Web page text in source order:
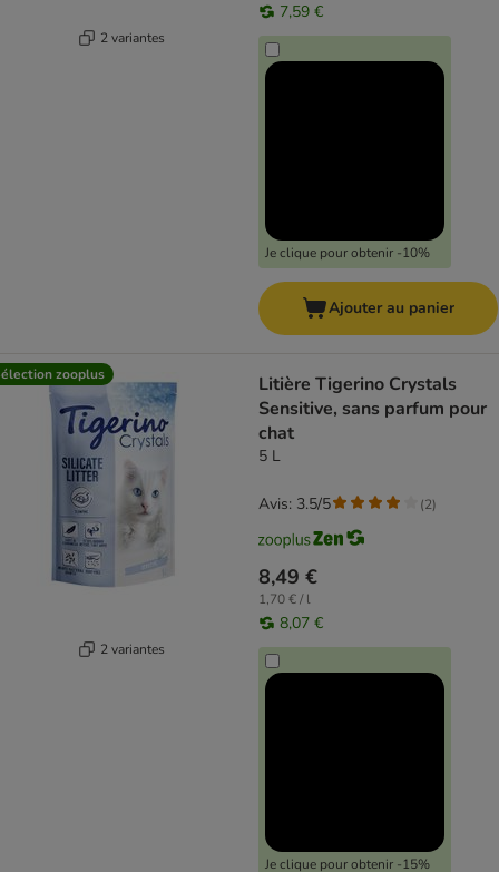
2 variantes
7,59 €
Je clique pour obtenir -10%
Ajouter au panier
zooplus
2 variantes
Litière Tigerino Crystals
Sensitive, sans parfum pour
chat
5 L
8,49 €
1,70 € / l
8,07 €
Je clique pour obtenir -15%
Avis: 3.5/5 (2)